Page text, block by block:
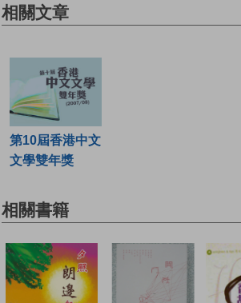
相關文章
第10屆香港中文
文學雙年獎
相關書籍